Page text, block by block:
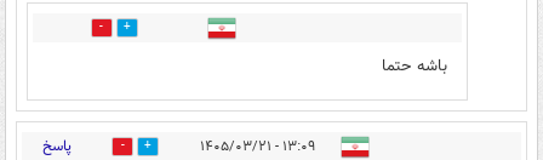
0
باشه حتما
۱۳:۰۹ - ۱۴۰۵/۰۳/۲۱ 0 پاسخ